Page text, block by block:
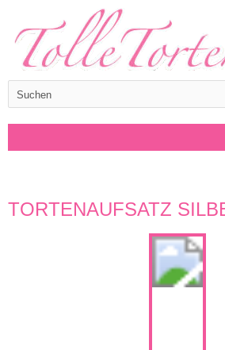
TORTENAUFSATZ